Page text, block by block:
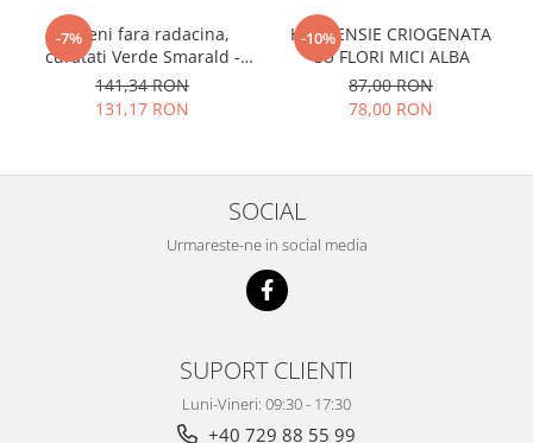
-7%
Licheni fara radacina,
curatati Verde Smarald -
500 gr
141,34 RON
131,17 RON
-10%
HORTENSIE CRIOGENATA
CU FLORI MICI ALBA
87,00 RON
78,00 RON
SOCIAL
Urmareste-ne in social media
SUPORT CLIENTI
Luni-Vineri: 09:30 - 17:30
+40 729 88 55 99